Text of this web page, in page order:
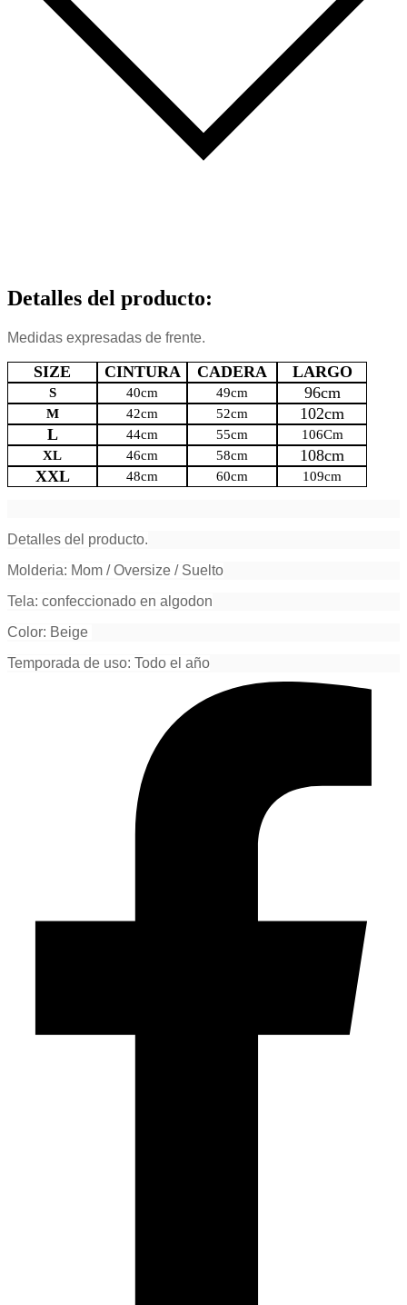
Detalles del producto:
Medidas expresadas de frente.
SIZE CINTURA CADERA LARGO
S 40cm 49cm 96cm
M 42cm 52cm
102cm
L
44cm 55cm
106Cm
XL
46cm 58cm
108cm
XXL
48cm 60cm 109cm
Detalles del producto.
Molderia: Mom / Oversize / Suelto
Tela: confeccionado en algodon
Color: Beige
Temporada de uso: Todo el año